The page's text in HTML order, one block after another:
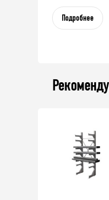
Подробнее